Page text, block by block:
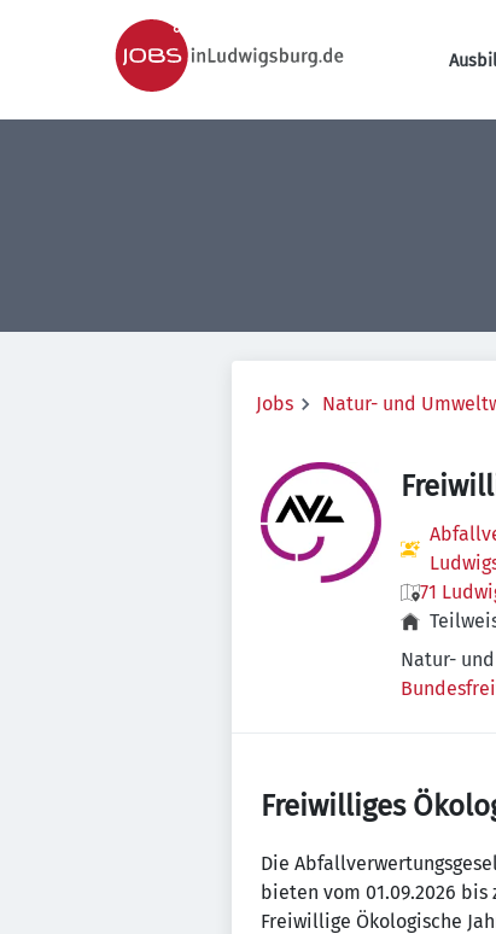
Jobs Natur- und
71
Natur-
Freiwilliges
Die
bieten vom 01.09.2026
Freiwillige Ökologische